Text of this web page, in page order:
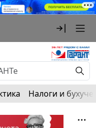
Налоги и